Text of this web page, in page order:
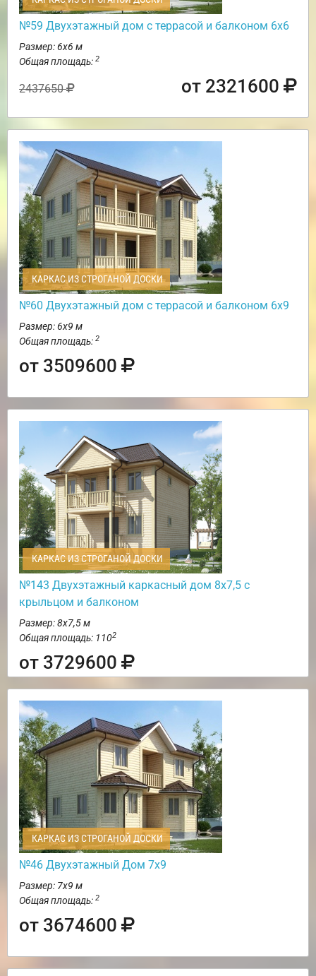
№59 Двухэтажный дом с террасой и балконом 6х6
Размер: 6х6 м
Общая площадь: 2
2437650 от 2321600
КАРКАС ИЗ СТРОГАНОЙ ДОСКИ
№60 Двухэтажный дом с террасой и балконом 6х9
Размер: 6х9 м
Общая площадь: 2
от 3509600
КАРКАС ИЗ СТРОГАНОЙ ДОСКИ
№143 Двухэтажный каркасный дом 8х7,5 с
крыльцом и балконом
Размер: 8х7,5 м
Общая площадь: 1102
от 3729600
КАРКАС ИЗ СТРОГАНОЙ ДОСКИ
№46 Двухэтажный Дом 7х9
Размер: 7х9 м
Общая площадь: 2
от 3674600